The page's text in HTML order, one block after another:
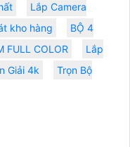
Lắp Camera
kho hàng
BỘ 4
FULL COLOR
Lắp
Giải 4k
Trọn Bộ